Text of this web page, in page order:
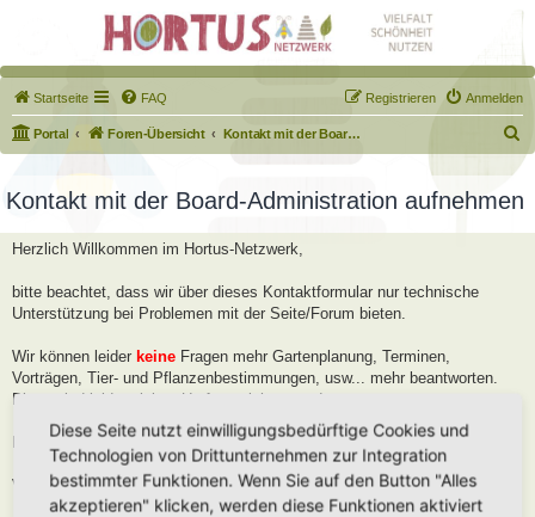
Startseite FAQ Anmelden
Registrieren
Portal Foren-Übersicht Kontakt mit der Board-Administration aufnehmen
u
Kontakt mit der Board-Administration aufnehmen
Herzlich Willkommen im Hortus-Netzwerk,
bitte beachtet, dass wir über dieses Kontaktformular nur technische
Unterstützung bei Problemen mit der Seite/Forum bieten.
Wir können leider keine Fragen mehr Gartenplanung, Terminen,
Vorträgen, Tier- und Pflanzenbestimmungen, usw... mehr beantworten.
Diese sind leider viel zu Umfangreich geworden.
Bitte stellt diese Fragen im Forum, dort helfen wir Euch gerne weiter.
Viele Grüße
Diese Seite nutzt einwilligungsbedürftige Cookies und
Technologien von Drittunternehmen zur Integration
bestimmter Funktionen. Wenn Sie auf den Button "Alles
akzeptieren" klicken, werden diese Funktionen aktiviert